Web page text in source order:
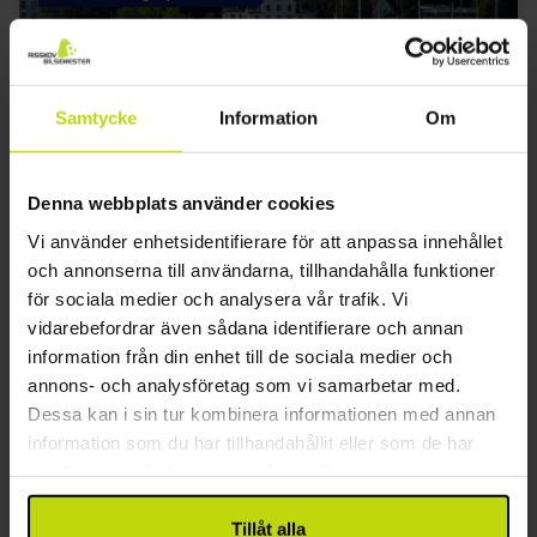
Samtycke Information Om
Denna webbplats använder cookies
Vi använder enhetsidentifierare för att anpassa innehållet
och annonserna till användarna, tillhandahålla funktioner
för sociala medier och analysera vår trafik. Vi
vidarebefordrar även sådana identifierare och annan
information från din enhet till de sociala medier och
annons- och analysföretag som vi samarbetar med.
Dessa kan i sin tur kombinera informationen med annan
information som du har tillhandahållit eller som de har
Tillåt alla
Hotel Kieler Yacht-Club
4.5/ 5 Utmärkt
24 recensioner
Kiel
Spara upp till 29%
Minifsemester i Slesvig -Holsten
Strandhotel Strande